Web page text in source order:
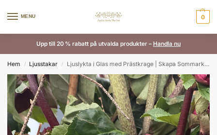
MENU 0
Upp till 20 % rabatt på utvalda produkter – Handla nu
Hem / Ljusstakar / Ljuslykta i Glas med Prästkrage | Skapa Sommarkänsla